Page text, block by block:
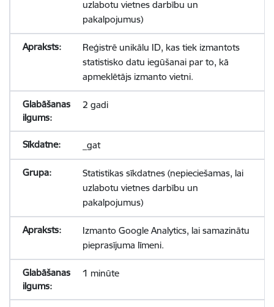
uzlabotu vietnes darbību un
pakalpojumus)
Reģistrē unikālu ID, kas tiek izmantots
statistisko datu iegūšanai par to, kā
apmeklētājs izmanto vietni.
2 gadi
_gat
Statistikas sīkdatnes (nepieciešamas, lai
uzlabotu vietnes darbību un
pakalpojumus)
Izmanto Google Analytics, lai samazinātu
pieprasījuma līmeni.
1 minūte